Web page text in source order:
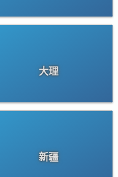
大理
新疆